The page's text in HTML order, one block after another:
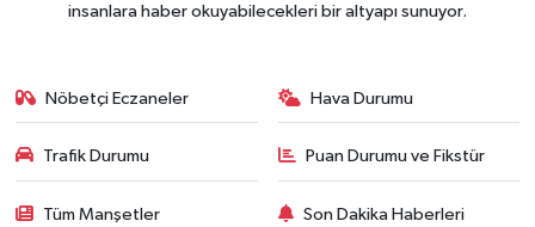
insanlara haber okuyabilecekleri bir altyapı sunuyor.
Nöbetçi Eczaneler Hava Durumu
Trafik Durumu Puan Durumu ve Fikstür
Tüm Manşetler Son Dakika Haberleri